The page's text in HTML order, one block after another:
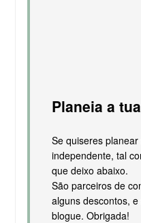
Planeia a
Se quiseres
independente, tal
que deixo abaixo.
São parceiros de
alguns descontos,
blogue. Obrigada!